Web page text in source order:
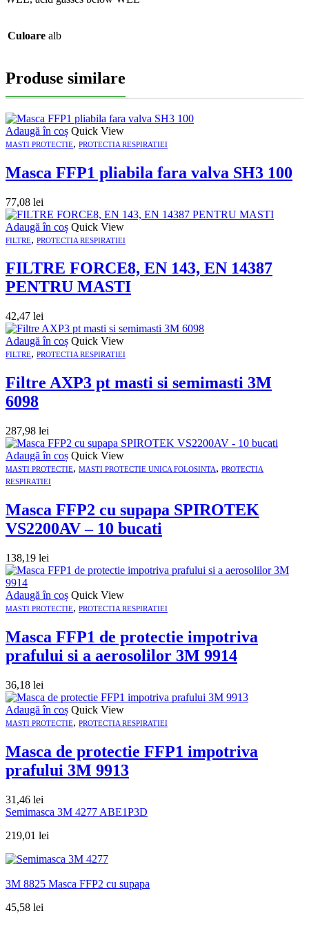
Culoare alb
Produse similare
Adaugă în coș Quick View
MASTI PROTECTIE, PROTECTIA RESPIRATIEI
Masca FFP1 pliabila fara valva SH3 100
77,08 lei
Adaugă în coș Quick View
FILTRE, PROTECTIA RESPIRATIEI
FILTRE FORCE8, EN 143, EN 14387
PENTRU MASTI
42,47 lei
Adaugă în coș Quick View
FILTRE, PROTECTIA RESPIRATIEI
Filtre AXP3 pt masti si semimasti 3M
6098
287,98 lei
Adaugă în coș Quick View
MASTI PROTECTIE, MASTI PROTECTIE UNICA FOLOSINTA, PROTECTIA
RESPIRATIEI
Masca FFP2 cu supapa SPIROTEK
VS2200AV – 10 bucati
138,19 lei
Adaugă în coș Quick View
MASTI PROTECTIE, PROTECTIA RESPIRATIEI
Masca FFP1 de protectie impotriva
prafului si a aerosolilor 3M 9914
36,18 lei
Adaugă în coș Quick View
MASTI PROTECTIE, PROTECTIA RESPIRATIEI
Masca de protectie FFP1 impotriva
prafului 3M 9913
31,46 lei
Semimasca 3M 4277 ABE1P3D
219,01 lei
3M 8825 Masca FFP2 cu supapa
45,58 lei